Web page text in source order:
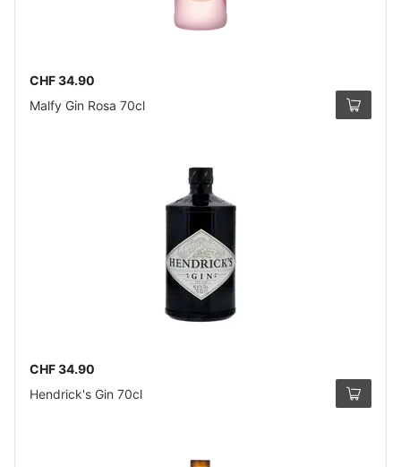
CHF 34.90
Malfy Gin Rosa 70cl
CHF 34.90
Hendrick's Gin 70cl